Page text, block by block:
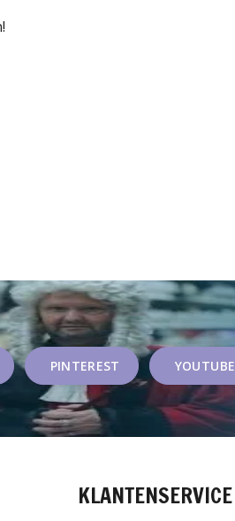
PINTEREST YOUTUBE
KLANTENSERVICE